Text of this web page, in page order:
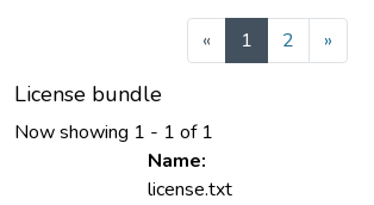
« 1(current)
2 »
License bundle
Now showing 1 - 1 of 1
Name:
license.txt